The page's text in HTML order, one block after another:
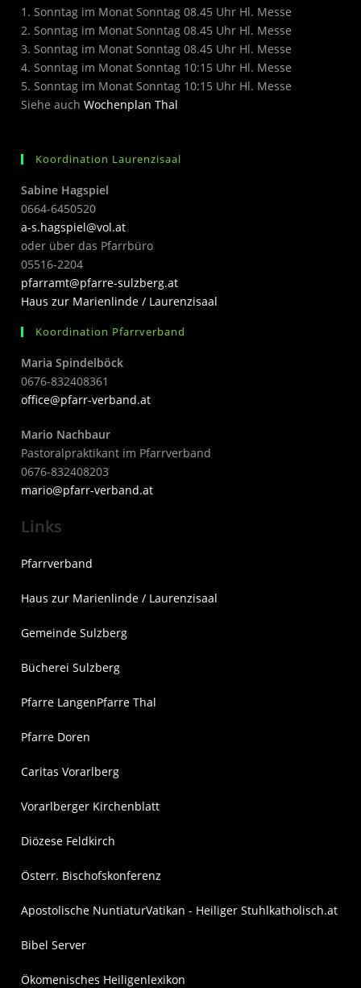
1. Sonntag im Monat Sonntag 08.45 Uhr Hl. Messe
2. Sonntag im Monat Sonntag 08.45 Uhr Hl. Messe
3. Sonntag im Monat Sonntag 08.45 Uhr Hl. Messe
4. Sonntag im Monat Sonntag 10:15 Uhr Hl. Messe
5. Sonntag im Monat Sonntag 10:15 Uhr Hl. Messe
Siehe auchWochenplan Thal
Koordination Laurenzisaal
Sabine Hagspiel
0664-6450520
a-s.hagspiel@vol.at
oder über das Pfarrbüro
05516-2204
pfarramt@pfarre-sulzberg.at
Haus zur Marienlinde / Laurenzisaal
Koordination Pfarrverband
Maria Spindelböck
0676-832408361
office@pfarr-verband.at
Mario Nachbaur
Pastoralpraktikant im Pfarrverband
0676-832408203
mario@pfarr-verband.at
Links
Pfarrverband
Haus zur Marienlinde / Laurenzisaal
Gemeinde Sulzberg
Bücherei Sulzberg
Pfarre LangenPfarre Thal
Pfarre Doren
Caritas Vorarlberg
Vorarlberger Kirchenblatt
Diözese Feldkirch
Österr. Bischofskonferenz
Apostolische NuntiaturVatikan - Heiliger Stuhlkatholisch.at
Bibel Server
Ökomenisches Heiligenlexikon